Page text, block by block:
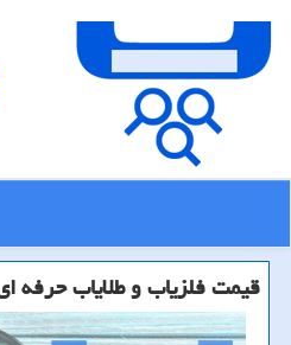
قیمت فلزیاب و طلایاب حرفه